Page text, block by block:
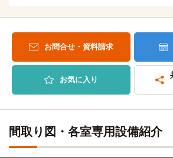
分）→京都産大前
京都情報大学院大学(百万遍キャンパス)
京都工芸繊維大学(大学院)
京都芸術大学(大学院)
自転車16分（約3,900m）
京都芸術デザイン専門学校
お問合せ・資料請求
お気に入り
間取り図・各室専用設備紹介